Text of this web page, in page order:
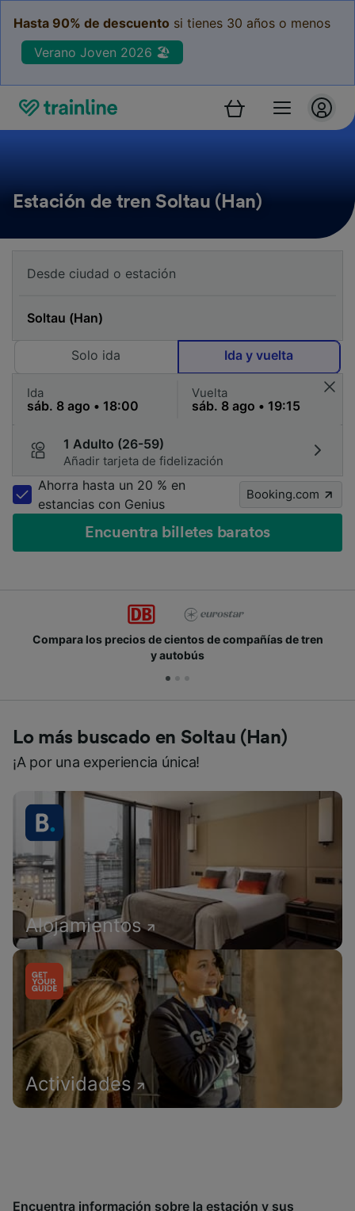
Hasta 90% de descuento si tienes 30 años o menos
Verano Joven 2026 🏖️
Estación de tren Soltau (Han)
Solo ida Ida y vuelta
Ida Vuelta
1 Adulto (26-59)
Añadir tarjeta de fidelización
Ahorra hasta un 20 % en
estancias con Genius
Booking.com
Encuentra billetes baratos
los precios de cientos de compañías de tren
y autobús
Lo más buscado en Soltau (Han)
¡A por una experiencia única!
Alojamientos
Actividades
Encuentra información sobre la estación y sus